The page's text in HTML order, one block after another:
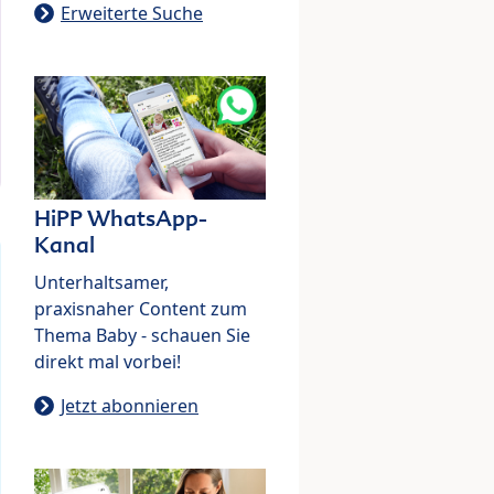
Erweiterte Suche
HiPP WhatsApp-
Kanal
Unterhaltsamer,
praxisnaher Content zum
Thema Baby - schauen Sie
direkt mal vorbei!
Jetzt abonnieren